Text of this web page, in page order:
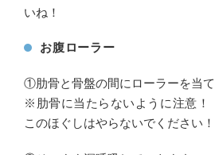
いね！
お腹ローラー
①肋骨と骨盤の間にローラーを当
※肋骨に当たらないように注意
このほぐしはやらないでください！